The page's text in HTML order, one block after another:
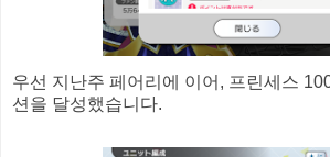
우선 지난주 페어리에 이어, 프린세스
션을 달성했습니다.